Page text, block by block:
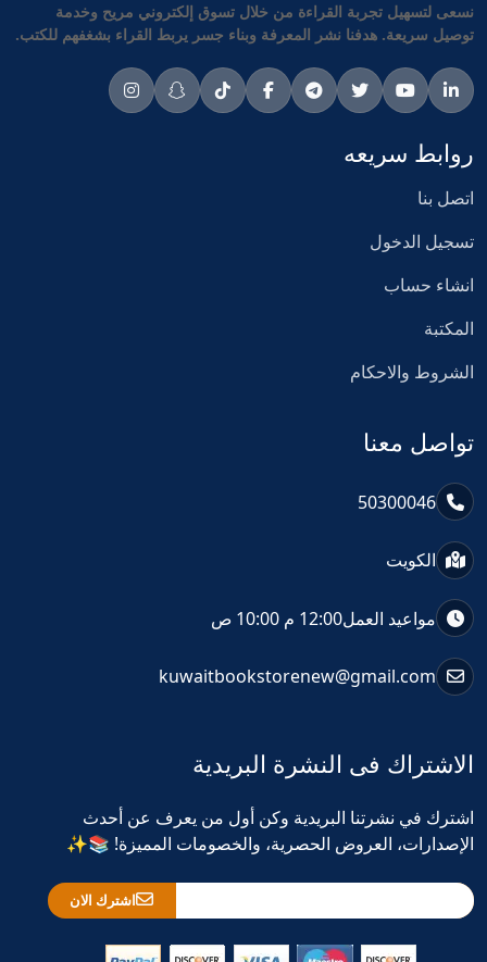
نسعى لتسهيل تجربة القراءة من خلال تسوق إلكتروني مريح وخدمة
توصيل سريعة. هدفنا نشر المعرفة وبناء جسر يربط القراء بشغفهم للكتب.
روابط سريعه
اتصل بنا
تسجيل الدخول
انشاء حساب
المكتبة
الشروط والاحكام
تواصل معنا
50300046
الكويت
مواعيد العمل12:00 م 10:00 ص
kuwaitbookstorenew@gmail.com
الاشتراك فى النشرة البريدية
اشترك في نشرتنا البريدية وكن أول من يعرف عن أحدث
الإصدارات، العروض الحصرية، والخصومات المميزة! 📚✨
اشترك الان